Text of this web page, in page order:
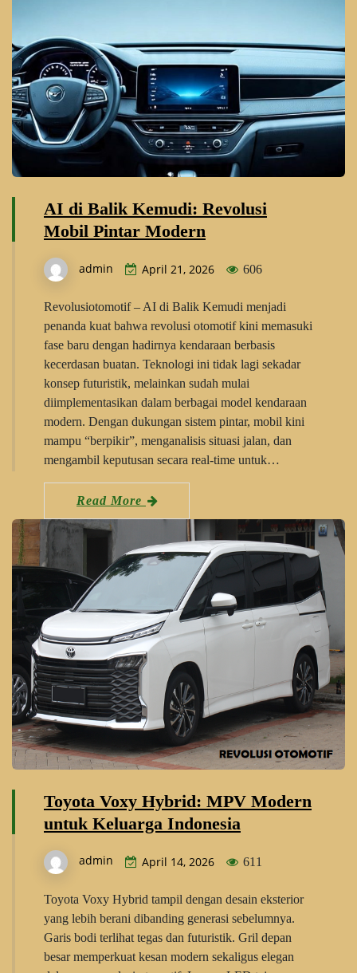
AI di Balik Kemudi: Revolusi
Mobil Pintar Modern
admin April 21, 2026 606
Revolusiotomotif – AI di Balik Kemudi menjadi
penanda kuat bahwa revolusi otomotif kini memasuki
fase baru dengan hadirnya kendaraan berbasis
kecerdasan buatan. Teknologi ini tidak lagi sekadar
konsep futuristik, melainkan sudah mulai
diimplementasikan dalam berbagai model kendaraan
modern. Dengan dukungan sistem pintar, mobil kini
mampu “berpikir”, menganalisis situasi jalan, dan
mengambil keputusan secara real-time untuk…
Read More
Toyota Voxy Hybrid: MPV Modern
untuk Keluarga Indonesia
admin April 14, 2026 611
Toyota Voxy Hybrid tampil dengan desain eksterior
yang lebih berani dibanding generasi sebelumnya.
Garis bodi terlihat tegas dan futuristik. Gril depan
besar memperkuat kesan modern sekaligus elegan